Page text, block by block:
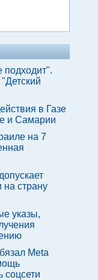
подходит".
в Газе
и Самарии
на 7
на страну
указы,
Meta
соцсети